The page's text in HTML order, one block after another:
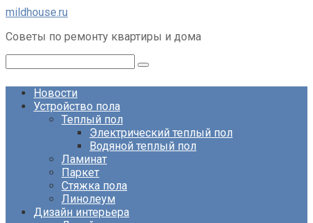
Перейти
контенту
mildhouse.ru
Советы по ремонту квартиры и дома
Новости
Устройство пола
Теплый пол
Электрический теплый пол
Водяной теплый пол
Ламинат
Паркет
Стяжка пола
Линолеум
Дизайн интерьера